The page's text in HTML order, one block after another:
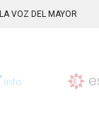
LA VOZ DEL MAYOR